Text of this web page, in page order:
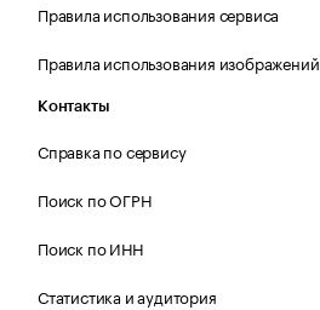
Правила использования сервиса
Правила использования изображений
Контакты
Справка по сервису
Поиск по ОГРН
Поиск по ИНН
Статистика и аудитория